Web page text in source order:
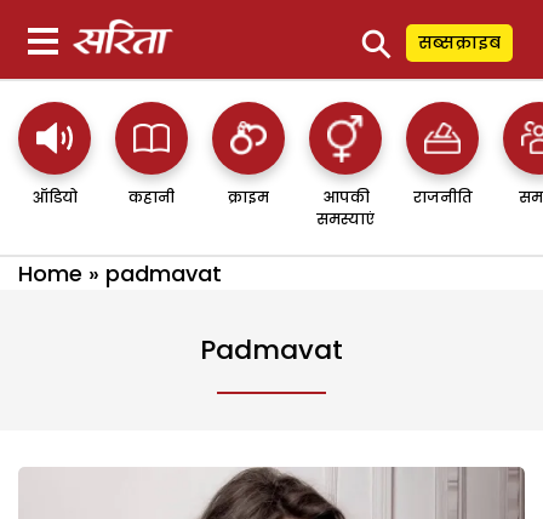
⚲ सब्सक्राइब
ऑडियो कहानी क्राइम
आपकी
समस्याएं
राजनीति
Home » padmavat
Padmavat